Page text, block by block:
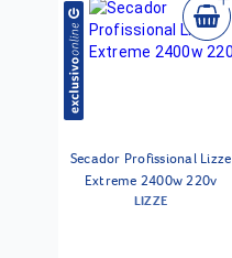
Secador Profissional Lizze
Extreme 2400w 220v
LIZZE